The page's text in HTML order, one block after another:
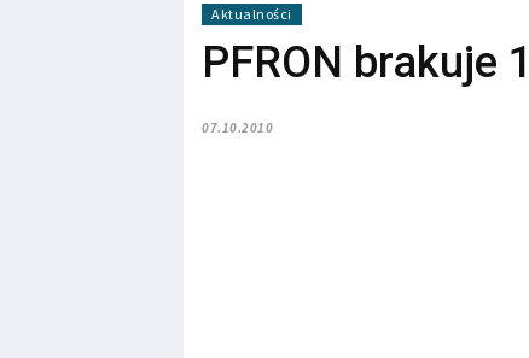
Aktualności
PFRON brakuje
07.10.2010